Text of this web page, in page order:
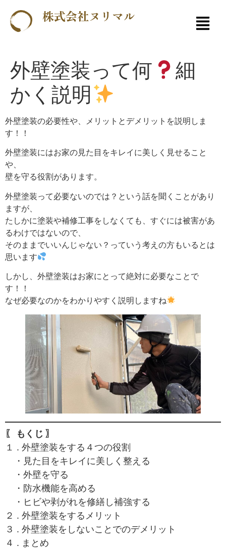
株式会社ヌリマル
外壁塗装って何
細
かく説明
外壁塗装の必要性や、メリットとデメリットを説明しま
す！！
外壁塗装にはお家の見た目をキレイに美しく見せること
や、
壁を守る役割があります。
外壁塗装って必要ないのでは？という話を聞くことがあり
ますが、
たしかに塗装や補修工事をしなくても、すぐには被害があ
るわけではないので、
そのままでいいんじゃない？っていう考えの方もいるとは
思います
しかし、外壁塗装はお家にとって絶対に必要なことで
す！！
なぜ必要なのかをわかりやすく説明しますね
〖 もくじ 〗
１ . 外壁塗装をする４つの役割
・見た目をキレイに美しく整える
・外壁を守る
・防水機能を高める
・ヒビや剥がれを修繕し補強する
２ . 外壁塗装をするメリット
３ . 外壁塗装をしないことでのデメリット
４ . まとめ